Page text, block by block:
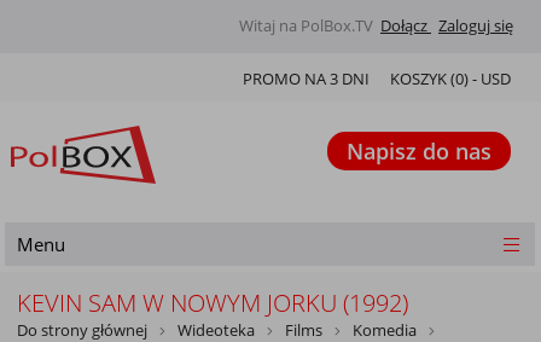
Witaj na PolBox.TV Dołącz Zaloguj się
KOSZYK (0) - USD
PROMO NA 3 DNI
Napisz do nas
Menu
KEVIN SAM W NOWYM JORKU (1992)
Do strony głównej Wideoteka Films
Komedia